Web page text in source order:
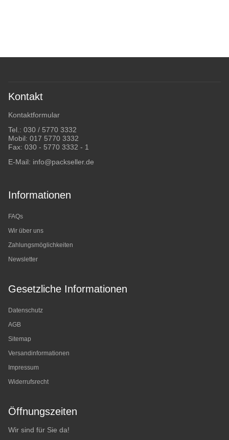
Kontakt
Kontaktformular
Tel.: 030 / 5770 3332
Mobil: 017 5770 3332
Fax: 030 - 5770 3332 - 1
E-Mail: info@packseller.de
Informationen
FAQs
Wir über uns
Zahlungsmöglichkeiten
Newsletter
Gesetzliche Informationen
Datenschutz
AGB
Sitemap
Versandinformationen
Impressum
Widerrufsrecht
Öffnungszeiten
Wir sind für Sie da!